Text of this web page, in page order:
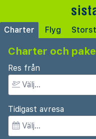
Charter Flyg
Charter och
Res från
Tidigast avresa